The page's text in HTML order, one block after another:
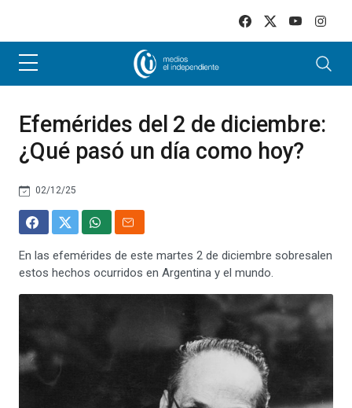
Efemérides del 2 de diciembre:
¿Qué pasó un día como hoy?
02/12/25
En las efemérides de este martes 2 de diciembre sobresalen
estos hechos ocurridos en Argentina y el mundo.